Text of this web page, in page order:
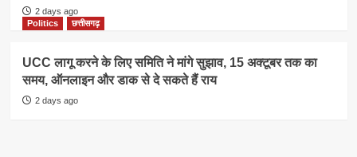
2 days ago
Politics
छत्तीसगढ़
UCC लागू करने के लिए समिति ने मांगे सुझाव, 15 अक्टूबर तक का
समय, ऑनलाइन और डाक से दे सकते हैं राय
2 days ago